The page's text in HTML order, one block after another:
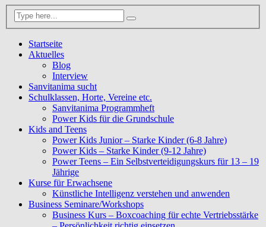
Startseite
Aktuelles
Blog
Interview
Sanvitanima sucht
Schulklassen, Horte, Vereine etc.
Sanvitanima Programmheft
Power Kids für die Grundschule
Kids and Teens
Power Kids Junior – Starke Kinder (6-8 Jahre)
Power Kids – Starke Kinder (9-12 Jahre)
Power Teens – Ein Selbstverteidigungskurs für 13 – 19
Jährige
Kurse für Erwachsene
Künstliche Intelligenz verstehen und anwenden
Business Seminare/Workshops
Business Kurs – Boxcoaching für echte Vertriebsstärke